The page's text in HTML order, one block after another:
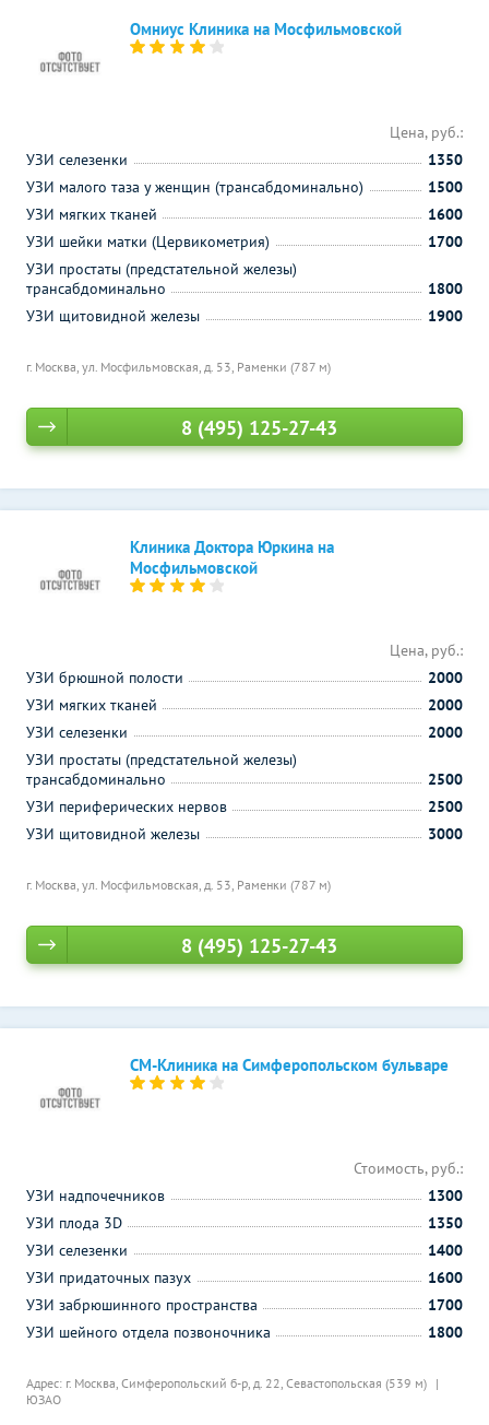
Омниус Клиника на Мосфильмовской
г. Москва, ул. Мосфильмовская, д. 53, Раменки (787 м)
Цена, руб.:
УЗИ селезенки
1350
УЗИ малого таза у женщин (трансабдоминально)
1500
УЗИ мягких тканей
1600
УЗИ шейки матки (Цервикометрия)
1700
УЗИ простаты (предстательной железы)
трансабдоминально
1800
УЗИ щитовидной железы
1900
8 (495) 125-27-43
Клиника Доктора Юркина на
Мосфильмовской
г. Москва, ул. Мосфильмовская, д. 53, Раменки (787 м)
Цена, руб.:
УЗИ брюшной полости
2000
УЗИ мягких тканей
2000
УЗИ селезенки
2000
УЗИ простаты (предстательной железы)
трансабдоминально
2500
УЗИ периферических нервов
2500
УЗИ щитовидной железы
3000
8 (495) 125-27-43
СМ-Клиника на Симферопольском бульваре
Адрес: г. Москва, Симферопольский б-р, д. 22, Севастопольская (539 м)
ЮЗАО
Стоимость, руб.:
УЗИ надпочечников
1300
УЗИ плода 3D
1350
УЗИ селезенки
1400
УЗИ придаточных пазух
1600
УЗИ забрюшинного пространства
1700
УЗИ шейного отдела позвоночника
1800